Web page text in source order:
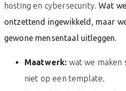
hosting en cybersecurity.Wat
ontzettend ingewikkeld, maar
gewone mensentaal uitleggen.
Maatwerk: wat we maken
niet op een template.